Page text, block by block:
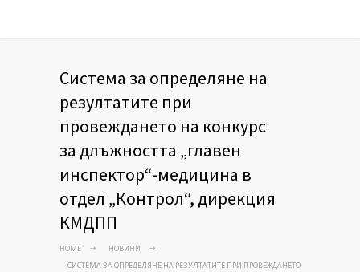
Система за определяне на
резултатите при
провеждането на конкурс
за длъжността „главен
инспектор“-медицина в
отдел „Контрол“, дирекция
КМДПП
HOME
НОВИНИ
СИСТЕМА ЗА ОПРЕДЕЛЯНЕ НА РЕЗУЛТАТИТЕ ПРИ ПРОВЕЖДАНЕТО